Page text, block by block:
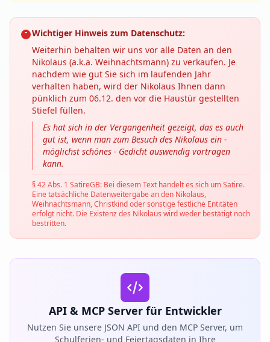
Wichtiger Hinweis zum Datenschutz:
Weiterhin behalten wir uns vor alle Daten an den
Nikolaus (a.k.a. Weihnachtsmann) zu verkaufen. Je
nachdem wie gut Sie sich im laufenden Jahr
verhalten haben, wird der Nikolaus Ihnen dann
pünklich zum 06.12. den vor die Haustür gestellten
Stiefel füllen.
Es hat sich in der Vergangenheit gezeigt, das es auch
gut ist, wenn man zum Besuch des Nikolaus ein -
möglichst schönes - Gedicht auswendig vortragen
kann.
§ 42 Abs. 1 SatireGB: Bei diesem Text handelt es sich um Satire.
Eine tatsächliche Datenweitergabe an den Nikolaus,
Weihnachtsmann, Christkind oder sonstige festliche Entitäten
erfolgt nicht. Die Existenz des Nikolaus wird weder bestätigt noch
bestritten.
API & MCP Server für Entwickler
Nutzen Sie unsere JSON API und den MCP Server, um
Schulferien- und Feiertagsdaten in Ihre